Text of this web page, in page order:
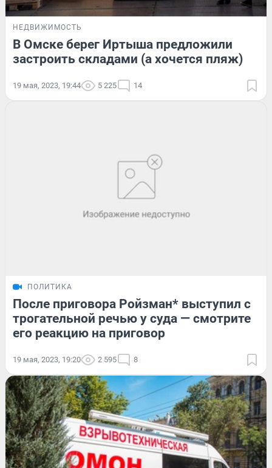
НЕДВИЖИМОСТЬ
В Омске берег Иртыша предложили
застроить складами (а хочется пляж)
19 мая, 2023, 19:44 5 225 14
ПОЛИТИКА
После приговора Ройзман* выступил с
трогательной речью у суда — смотрите
его реакцию на приговор
19 мая, 2023, 19:20 2 595 8